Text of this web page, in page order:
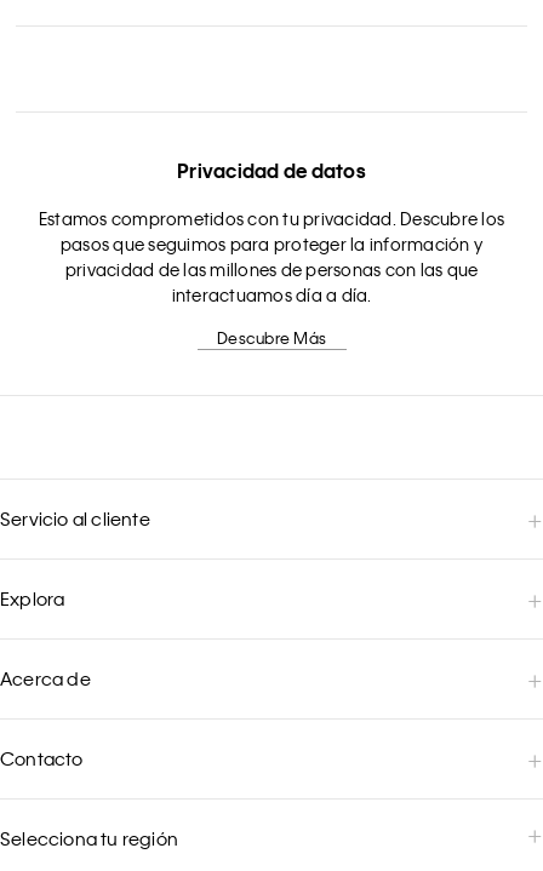
Privacidad de datos
Estamos comprometidos con tu privacidad. Descubre los
pasos que seguimos para proteger la información y
privacidad de las millones de personas con las que
interactuamos día a día.
Descubre Más
Servicio al cliente
Explora
Acerca de
Contacto
Selecciona tu región